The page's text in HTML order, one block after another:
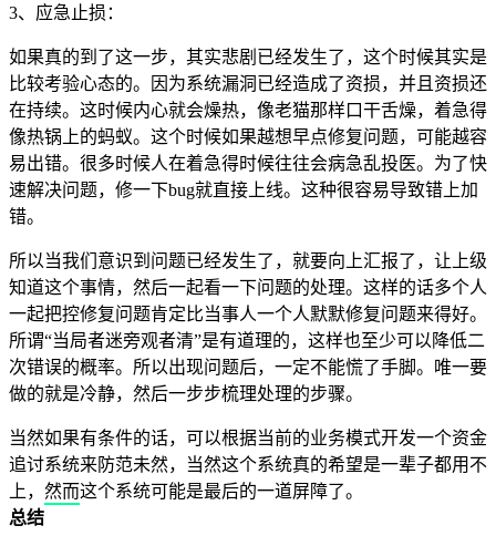
3、应急止损：
如果真的到了这一步，其实悲剧已经发生了，这个时候其实是
比较考验心态的。因为系统漏洞已经造成了资损，并且资损还
在持续。这时候内心就会燥热，像老猫那样口干舌燥，着急得
像热锅上的蚂蚁。这个时候如果越想早点修复问题，可能越容
易出错。很多时候人在着急得时候往往会病急乱投医。为了快
速解决问题，修一下bug就直接上线。这种很容易导致错上加
错。
所以当我们意识到问题已经发生了，就要向上汇报了，让上级
知道这个事情，然后一起看一下问题的处理。这样的话多个人
一起把控修复问题肯定比当事人一个人默默修复问题来得好。
所谓“当局者迷旁观者清”是有道理的，这样也至少可以降低二
次错误的概率。所以出现问题后，一定不能慌了手脚。唯一要
做的就是冷静，然后一步步梳理处理的步骤。
当然如果有条件的话，可以根据当前的业务模式开发一个资金
追讨系统来防范未然，当然这个系统真的希望是一辈子都用不
上，然而这个系统可能是最后的一道屏障了。
总结